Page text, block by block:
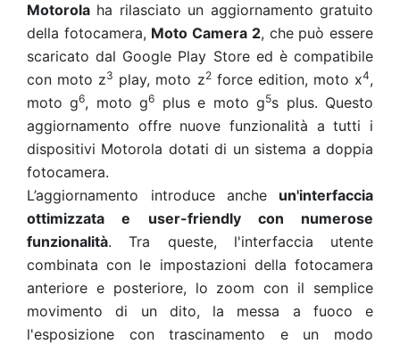
Motorola ha rilasciato un aggiornamento gratuito
della fotocamera, Moto Camera 2, che può essere
scaricato dal Google Play Store ed è compatibile
con moto z3 play, moto z2force edition, moto x4,
moto g6, moto g6 plus e moto g5s plus. Questo
aggiornamento offre nuove funzionalità a tutti i
dispositivi Motorola dotati di un sistema a doppia
fotocamera.
L’aggiornamento introduce anche un'interfaccia
ottimizzata e user-friendly con numerose
funzionalità. Tra queste, l'interfaccia utente
combinata con le impostazioni della fotocamera
anteriore e posteriore, lo zoom con il semplice
movimento di un dito, la messa a fuoco e
l'esposizione con trascinamento e un modo